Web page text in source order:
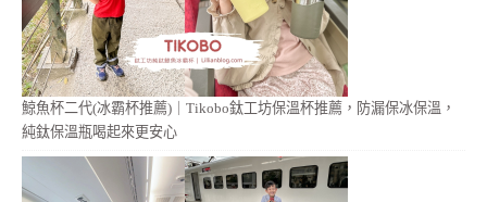
鯨魚杯二代(冰霸杯推薦)｜Tikobo鈦工坊保溫杯推薦，防漏保冰保溫，
純鈦保溫瓶喝起來更安心